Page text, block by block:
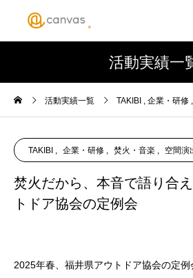
活動実績一
活動実績一覧 TAKIBI 企業・研修
TAKIBI 企業・研修 焚火・音楽 空間演
焚火だから、本音で語り合
トドア協会の定例会
2025年春、福井県アウトドア協会の定